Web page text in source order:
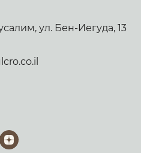
ул. Бен-Иегуда, 13